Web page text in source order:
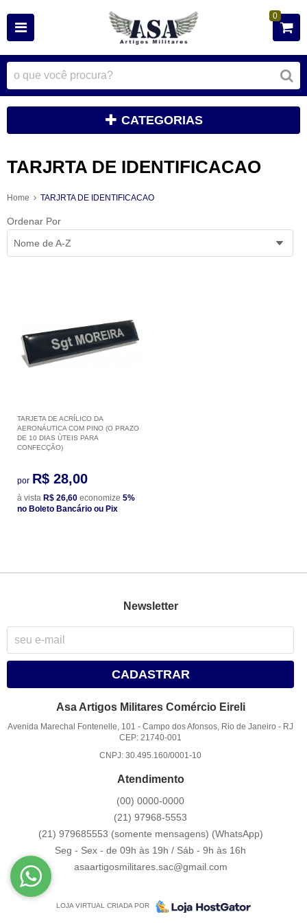
0
CATEGORIAS
TARJRTA DE IDENTIFICACAO
Home TARJRTA DE IDENTIFICACAO
Ordenar Por
Nome de A-Z
TARJETA DE ACRÍLICO DA
AERONÁUTICA COM PINO (O PRAZO
DE 10 DIAS ÙTEIS PARA
CONFECÇÃO)
por R$ 28,00
à vista R$ 26,60 economize 5%
no Boleto Bancário ou Pix
Newsletter
CADASTRAR
Asa Artigos Militares Comércio Eireli
Avenida Marechal Fontenelle, 101 -Campo dos Afonsos, Rio de Janeiro - RJ
CEP: 21740-001
CNPJ: 30.495.160/0001-10
Atendimento
(00) 0000-0000
(21) 97968-5553
(21) 979685553 (somente mensagens) (WhatsApp)
Seg - Sex - de 09h às 19h / Sáb - 9h às 16h
asaartigosmilitares.sac@gmail.com
LOJA VIRTUAL CRIADA POR